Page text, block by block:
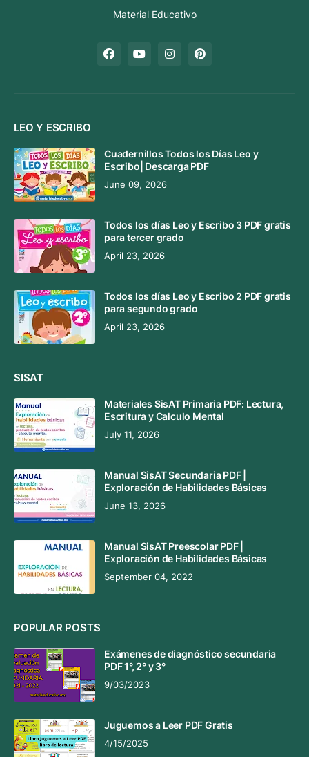
Material Educativo
LEO Y ESCRIBO
Cuadernillos Todos los Días Leo y
Escribo| Descarga PDF
June 09, 2026
Todos los días Leo y Escribo 3 PDF gratis
para tercer grado
April 23, 2026
Todos los días Leo y Escribo 2 PDF gratis
para segundo grado
April 23, 2026
SISAT
Materiales SisAT Primaria PDF: Lectura,
Escritura y Calculo Mental
July 11, 2026
Manual SisAT Secundaria PDF |
Exploración de Habilidades Básicas
June 13, 2026
Manual SisAT Preescolar PDF |
Exploración de Habilidades Básicas
September 04, 2022
POPULAR POSTS
Exámenes de diagnóstico secundaria
PDF 1°, 2° y 3°
9/03/2023
Juguemos a Leer PDF Gratis
4/15/2025